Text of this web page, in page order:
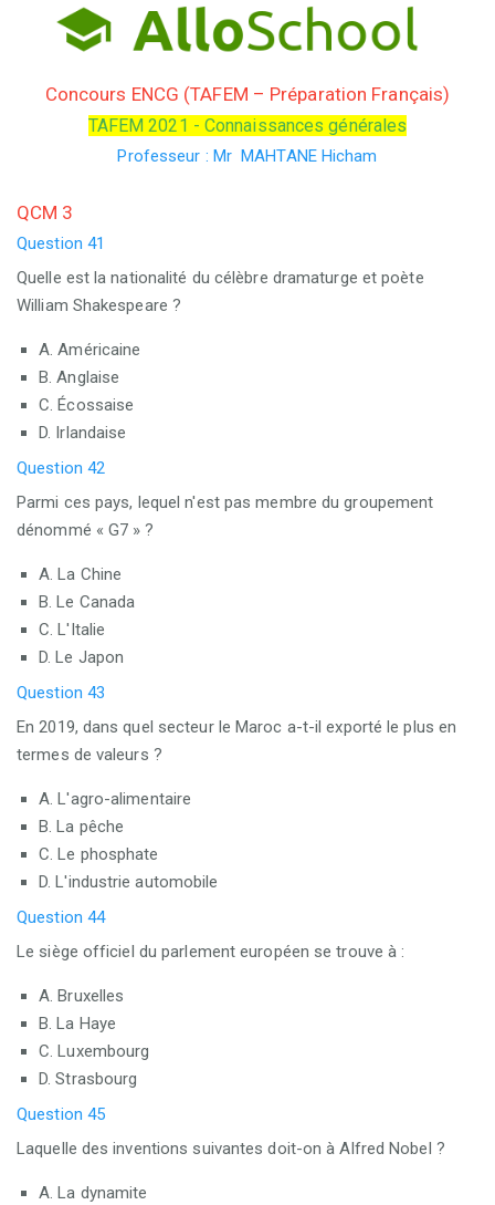
Concours ENCG (TAFEM – Préparation Français)
TAFEM 2021 - Connaissances générales
Professeur : Mr MAHTANE Hicham
QCM 3
Question 41
Quelle est la nationalité du célèbre dramaturge et poète
William Shakespeare ?
A. Américaine
B. Anglaise
C. Écossaise
D. Irlandaise
Question 42
Parmi ces pays, lequel n'est pas membre du groupement
dénommé « G7 » ?
A. La Chine
B. Le Canada
C. L'Italie
D. Le Japon
Question 43
En 2019, dans quel secteur le Maroc a-t-il exporté le plus en
termes de valeurs ?
A. L'agro-alimentaire
B. La pêche
C. Le phosphate
D. L'industrie automobile
Question 44
Le siège officiel du parlement européen se trouve à :
A. Bruxelles
B. La Haye
C. Luxembourg
D. Strasbourg
Question 45
Laquelle des inventions suivantes doit-on à Alfred Nobel ?
A. La dynamite